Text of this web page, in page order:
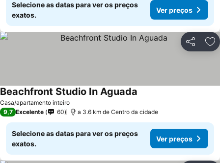
Selecione as datas para ver os preços
exatos.
Ver preços
Partilhar
Casa/apartamento inteiro
Beachfront Studio In Aguada
9,7 Excelente 60 a 3.6 km de Centro da cidade
Selecione as datas para ver os preços
exatos.
Ver preços